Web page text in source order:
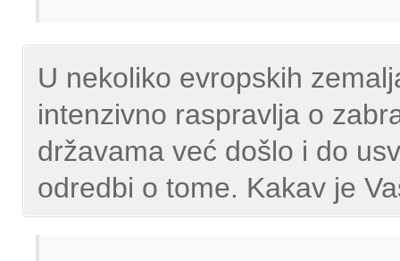
U nekoliko evropskih
intenzivno raspravlja o
državama već došlo i do
odredbi o tome. Kakav je